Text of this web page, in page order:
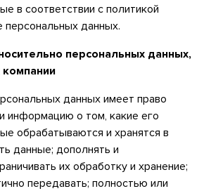
в соответствии с политикой
персональных данных.
персональных данных,
данных имеет право
информацию о том, какие его
обрабатываются и хранятся в
данные; дополнять и
их обработку и хранение;
передавать; полностью или